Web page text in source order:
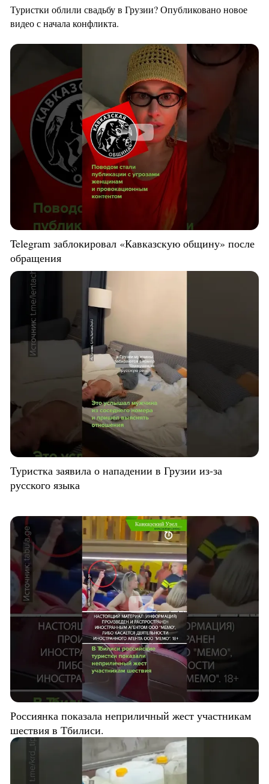
Туристки облили свадьбу в Грузии? Опубликовано новое
видео с начала конфликта.
Telegram заблокировал «Кавказскую общину» после
обращения
Туристка заявила о нападении в Грузии из-за
русского языка
Россиянка показала неприличный жест участникам
шествия в Тбилиси.